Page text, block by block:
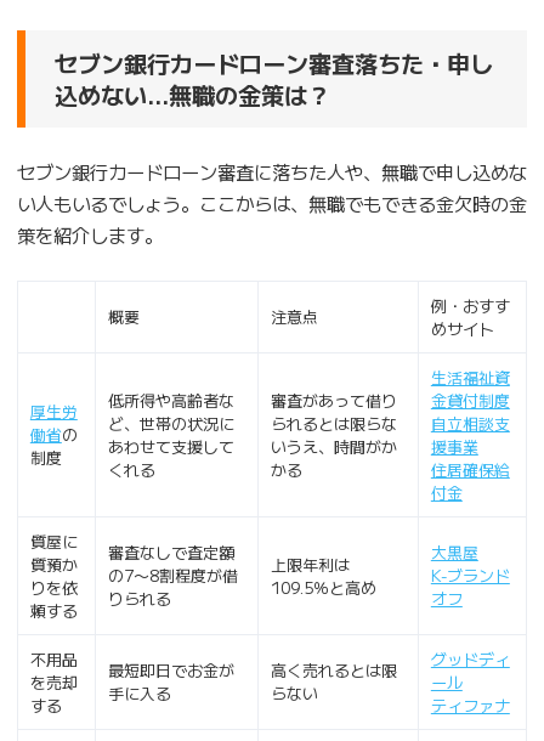
セブン銀行カードローン審査落ちた・申し
込めない…無職の金策は？
セブン銀行カードローン審査に落ちた人や、無職で申し込めな
い人もいるでしょう。ここからは、無職でもできる金欠時の金
策を紹介します。
概要 注意点
例・おすす
めサイト
厚生労
働省の
制度
低所得や高齢者な
ど、世帯の状況に
あわせて支援して
くれる
審査があって借り
られるとは限らな
いうえ、時間がか
かる
生活福祉資
金貸付制度
自立相談支
援事業
住居確保給
付金
質屋に
質預か
りを依
頼する
審査なしで査定額
の7〜8割程度が借
りられる
上限年利は
109.5％と高め
大黒屋
K-ブランド
オフ
不用品
を売却
する
最短即日でお金が
手に入る
高く売れるとは限
らない
グッドディ
ール
ティファナ